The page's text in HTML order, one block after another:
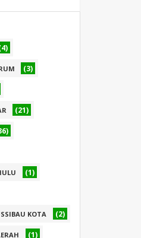
(3)
(21)
(1)
KOTA (2)
(1)